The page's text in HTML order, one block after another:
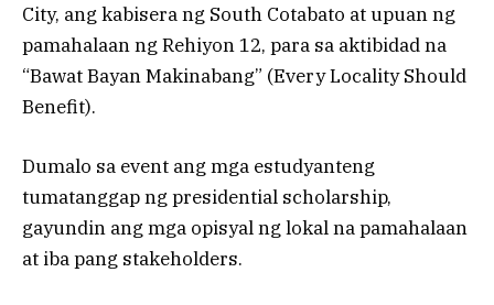
City, ang kabisera ng South Cotabato at upuan ng
pamahalaan ng Rehiyon 12, para sa aktibidad na
“Bawat Bayan Makinabang” (Every Locality Should
Benefit).
Dumalo sa event ang mga estudyanteng
tumatanggap ng presidential scholarship,
gayundin ang mga opisyal ng lokal na pamahalaan
at iba pang stakeholders.